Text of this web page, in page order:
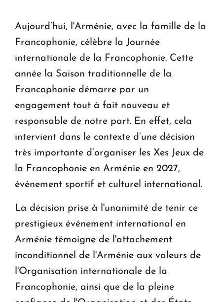
Aujourd’hui, l'Arménie, avec la famille de la
Francophonie, célèbre la Journée
internationale de la Francophonie. Cette
année la Saison traditionnelle de la
Francophonie démarre par un
engagement tout à fait nouveau et
responsable de notre part. En effet, cela
intervient dans le contexte d’une décision
très importante d’organiser les Xes Jeux de
la Francophonie en Arménie en 2027,
événement sportif et culturel international.
La décision prise à l'unanimité de tenir ce
prestigieux événement international en
Arménie témoigne de l'attachement
inconditionnel de l'Arménie aux valeurs de
l'Organisation internationale de la
Francophonie, ainsi que de la pleine